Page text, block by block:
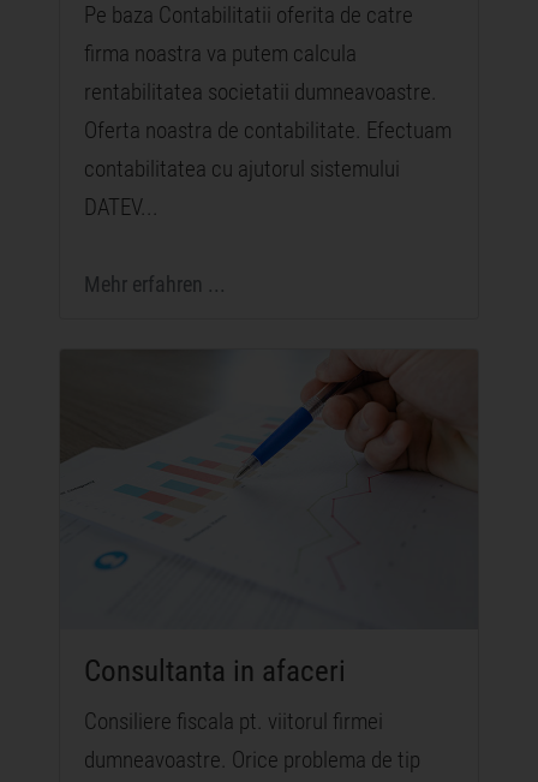
Pe baza Contabilitatii oferita de catre
firma noastra va putem calcula
rentabilitatea societatii dumneavoastre.
Oferta noastra de contabilitate. Efectuam
contabilitatea cu ajutorul sistemului
DATEV...
Mehr erfahren ...
Consultanta in afaceri
Consiliere fiscala pt. viitorul firmei
dumneavoastre. Orice problema de tip